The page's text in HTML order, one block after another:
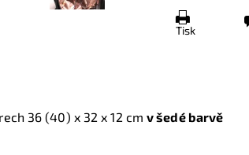
Tisk
36 (40) x 32 x 12 cmv šedé barvě